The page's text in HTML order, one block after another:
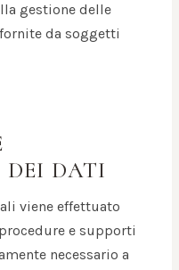
gestione delle
da soggetti
DEI DATI
viene effettuato
e supporti
necessario a